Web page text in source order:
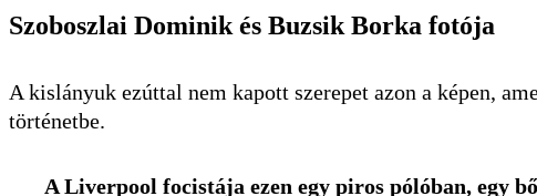
Szoboszlai Dominik és Buzsik Borka fotója
A kislányuk ezúttal nem kapott szerepet azon a képen,
történetbe.
A Liverpool focistája ezen egy piros pólóban, egy